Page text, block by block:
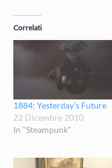
Correlati
1884: Yesterday’s Future
22 Dicembre 2010
In "Steampunk"